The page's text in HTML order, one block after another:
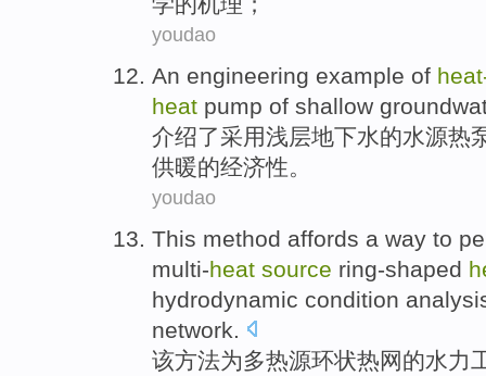
youdao
An engineering example of
heat pump of shallow
介绍了采用浅层地下水的水源热
供暖的经济性。
youdao
This method affords a way to
multi-heat source ring-shaped
hydrodynamic condition
network.
该方法为多热源环状热网的水力